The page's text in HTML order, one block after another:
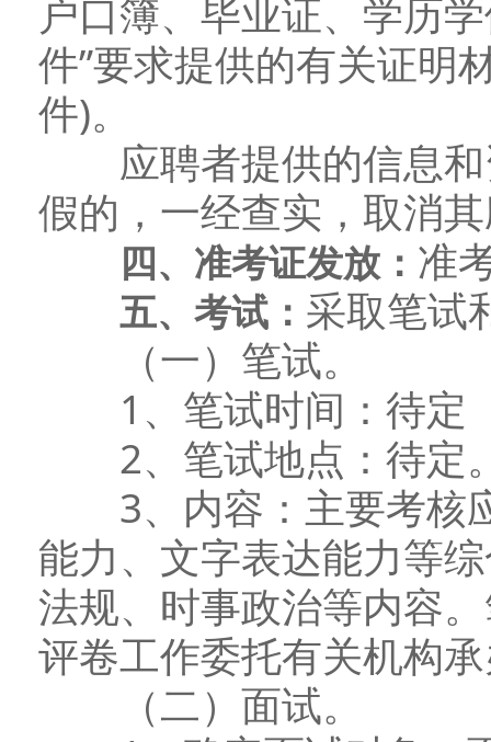
户口簿、毕业证、学历
件”要求提供的有关证明
件)。
应聘者提供的信息和
假的，一经查实，取消
四、准考证发放： 准
五、考试： 采取笔试
（一）笔试。
1、笔试时间：待定
2、笔试地点：待定
3、内容：主要考核
能力、文字表达能力等
法规、时事政治等内容
评卷工作委托有关机构
（二）面试。